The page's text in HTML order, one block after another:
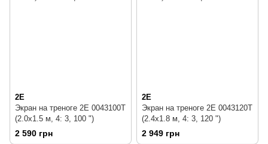
2E
Экран на треноге 2E 0043100T
(2.0x1.5 м, 4: 3, 100 ")
2 590 грн
2E
Экран на треноге 2E 0043120T
(2.4x1.8 м, 4: 3, 120 ")
2 949 грн